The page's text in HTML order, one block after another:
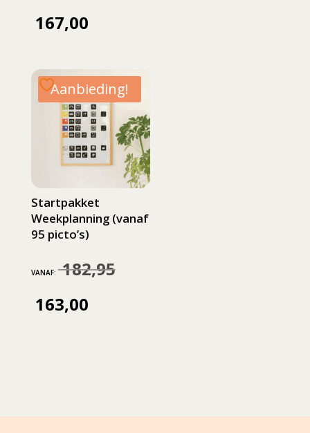
186,95.
167,00Huidige
is:
167,00.
Aanbieding!
Startpakket
Weekplanning (vanaf
95 picto’s)
VANAF: 182,95Oorspronkelijke
163,00Huidige